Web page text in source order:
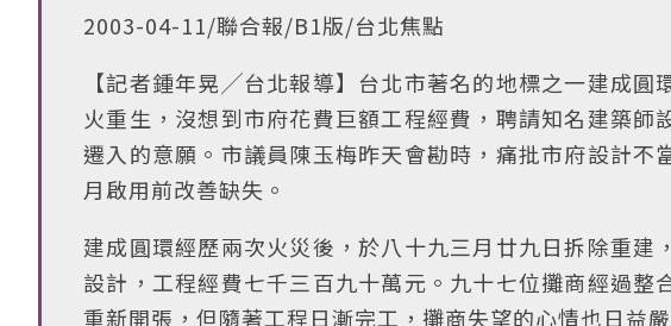
2003-04-11/聯合報/B1版/台北焦點
【記者鍾年晃╱台北報導】台北市著名的地標之一建成
火重生，沒想到市府花費巨額工程經費，聘請知名建築
遷入的意願。市議員陳玉梅昨天會勘時，痛批市府設計不
月啟用前改善缺失。
建成圓環經歷兩次火災後，於八十九三月廿九日拆除重建
設計，工程經費七千三百九十萬元。九十七位攤商經過整
重新開張，但隨著工程日漸完工，攤商失望的心情也日益嚴